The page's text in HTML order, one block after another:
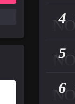
NO
4
NO
5
NO
6